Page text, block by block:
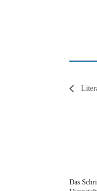
Das